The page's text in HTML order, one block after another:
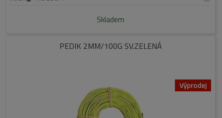
Skladem
PEDIK 2MM/100G SV.ZELENÁ
Výprodej